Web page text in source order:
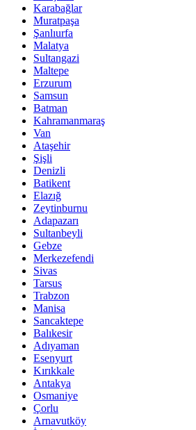
Karabağlar
Muratpaşa
Şanlıurfa
Malatya
Sultangazi
Maltepe
Erzurum
Samsun
Batman
Kahramanmaraş
Van
Ataşehir
Şişli
Denizli
Batikent
Elazığ
Zeytinburnu
Adapazarı
Sultanbeyli
Gebze
Merkezefendi
Sivas
Tarsus
Trabzon
Manisa
Sancaktepe
Balıkesir
Adıyaman
Esenyurt
Kırıkkale
Antakya
Osmaniye
Çorlu
Arnavutköy